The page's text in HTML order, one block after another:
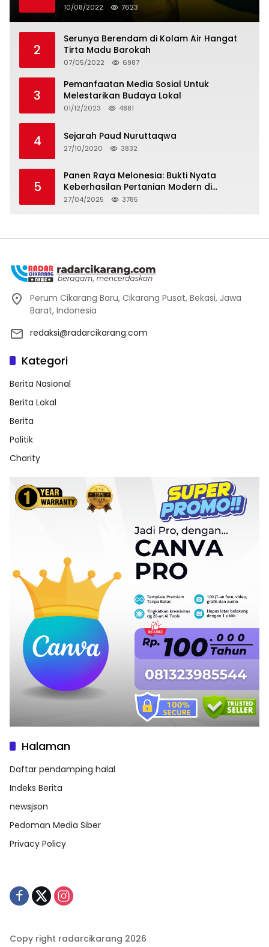
Penangguhan Tagihan dan Hapus Bunga
10/08/2022 7623
2
Serunya Berendam di Kolam Air Hangat
Tirta Madu Barokah
07/05/2022 6987
3
Pemanfaatan Media Sosial Untuk
Melestarikan Budaya Lokal
01/12/2023 4881
4 Sejarah Paud Nuruttaqwa
27/10/2020 3832
5
Panen Raya Melonesia: Bukti Nyata
Keberhasilan Pertanian Modern di
Kabupaten Bekasi
27/04/2025 3785
Perum Cikarang Baru, Cikarang Pusat, Bekasi, Jawa
Barat, Indonesia
redaksi@radarcikarang.com
Kategori
Berita Nasional
Berita Lokal
Berita
Politik
Charity
Halaman
Daftar pendamping halal
Indeks Berita
newsjson
Pedoman Media Siber
Privacy Policy
Copy right radarcikarang 2026